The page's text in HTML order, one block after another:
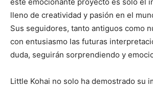
lleno de creatividad y pasión en el
Sus seguidores, tanto antiguos como
con entusiasmo las futuras
duda, seguirán sorprendiendo y
Little Kohai no solo ha demostrado su